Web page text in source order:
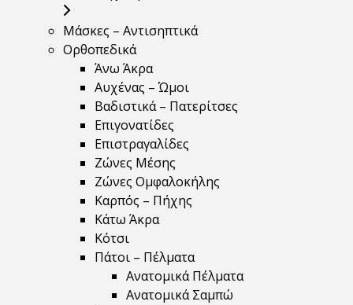
Μάσκες – Αντισηπτικά
Ορθοπεδικά
Άνω Άκρα
Αυχένας – Ώμοι
Βαδιστικά – Πατερίτσες
Επιγονατίδες
Επιστραγαλίδες
Ζώνες Μέσης
Ζώνες Ομφαλοκήλης
Καρπός – Πήχης
Κάτω Άκρα
Κότσι
Πάτοι – Πέλματα
Ανατομικά Πέλματα
Ανατομικά Σαμπώ